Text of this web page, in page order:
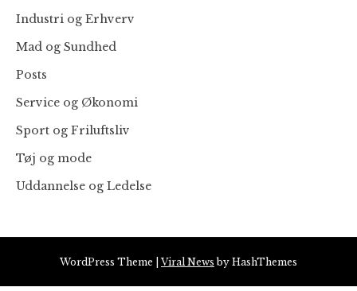
Industri og Erhverv
Mad og Sundhed
Posts
Service og Økonomi
Sport og Friluftsliv
Tøj og mode
Uddannelse og Ledelse
WordPress Theme |Viral News by HashThemes